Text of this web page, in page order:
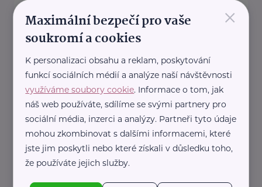
Centrum sociální a ošetřovatelské pomoci
Praha 5
náměstí 14. října 802/11 Praha
+420 257 318 995
csop5@volny.cz
Centrum sociální a ošetřovatelské pomoci v
Praze 10, příspěvková organizace
Sámova 29.VII Praha
+420 271 747 149
×
Maximální bezpečí pro vaše
soukromí a cookies
K personalizaci obsahu a reklam, poskytování
funkcí sociálních médií a analýze naší návštěvnosti
využíváme soubory cookie. Informace o tom, jak
náš web používáte, sdílíme se svými partnery pro
sociální média, inzerci a analýzy. Partneři tyto údaje
mohou zkombinovat s dalšími informacemi, které
jste jim poskytli nebo které získali v důsledku toho,
že používáte jejich služby.